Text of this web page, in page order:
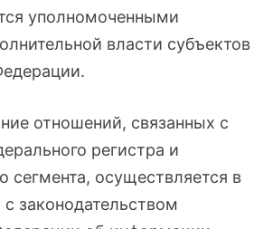
уполномоченными
власти субъектов
отношений, связанных с
регистра и
сегмента, осуществляется в
с законодательством